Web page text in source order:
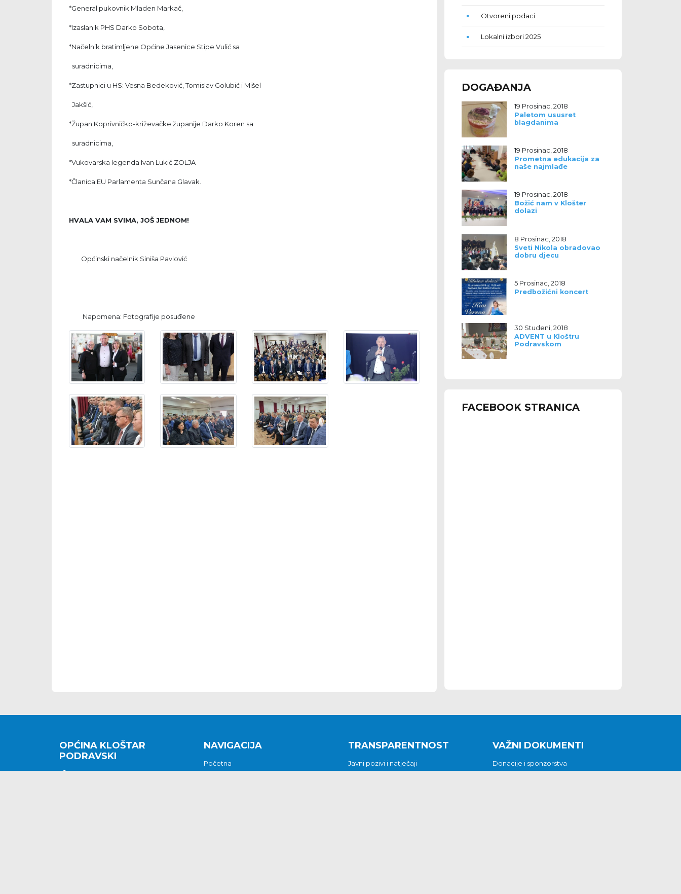
*General pukovnik Mladen Markač,
*Izaslanik PHS Darko Sobota,
*Načelnik bratimljene Općine Jasenice Stipe Vulić sa
suradnicima,
*Zastupnici u HS: Vesna Bedeković, Tomislav Golubić i Mišel
Jakšić,
*Župan Koprivničko-križevačke županije Darko Koren sa
suradnicima,
*Vukovarska legenda Ivan Lukić ZOLJA
*Članica EU Parlamenta Sunčana Glavak.
HVALA VAM SVIMA, JOŠ JEDNOM!
Općinski načelnik Siniša Pavlović
Napomena: Fotografije posuđene
Otvoreni podaci
Lokalni izbori 2025
DOGAĐANJA
19 Prosinac, 2018
Paletom ususret
blagdanima
19 Prosinac, 2018
Prometna edukacija za
naše najmlađe
19 Prosinac, 2018
Božić nam v Klošter
dolazi
8 Prosinac, 2018
Sveti Nikola obradovao
dobru djecu
5 Prosinac, 2018
Predbožićni koncert
30 Studeni, 2018
ADVENT u Kloštru
Podravskom
FACEBOOK STRANICA
OPĆINA KLOŠTAR
PODRAVSKI
NAVIGACIJA
Početna
TRANSPARENTNOST
Javni pozivi i natječaji
VAŽNI DOKUMENTI
Donacije i sponzorstva